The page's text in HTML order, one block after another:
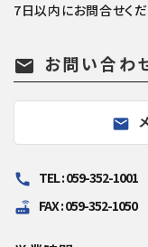
7日以内にお問合せくだ
mail お問い合わ
mail
call TEL : 059-352-1001
router FAX : 059-352-1050